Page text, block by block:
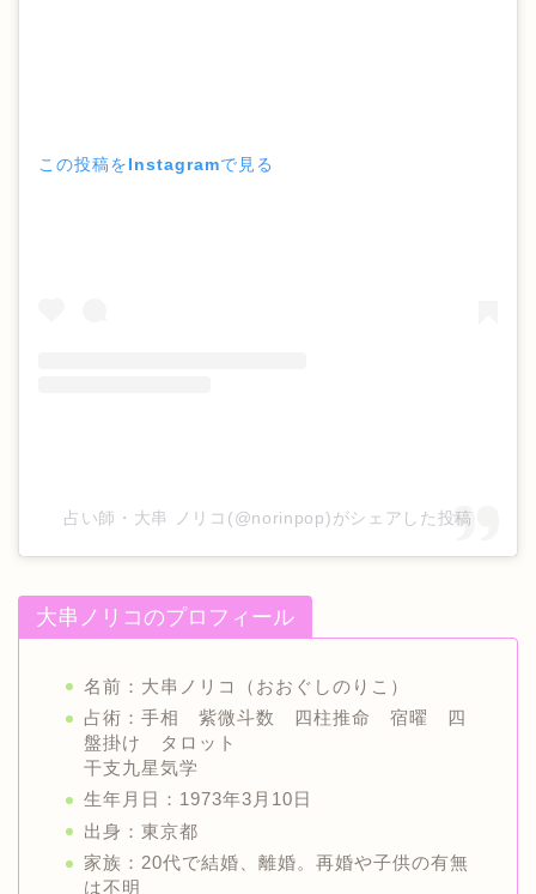
この投稿をInstagramで見る
占い師・大串 ノリコ(@norinpop)がシェアした投稿
大串ノリコのプロフィール
名前：大串ノリコ（おおぐしのりこ）
占術：手相 紫微斗数 四柱推命 宿曜 四
盤掛け タロット
干支九星気学
生年月日：1973年3月10日
出身：東京都
家族：20代で結婚、離婚。再婚や子供の有無
は不明